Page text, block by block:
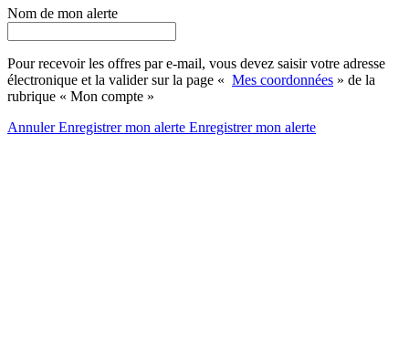
Nom de mon alerte
Pour recevoir les offres par e-mail, vous devez saisir votre adresse
électronique et la valider sur la page « Mes coordonnées » de la
rubrique « Mon compte »
AnnulerEnregistrer mon alerte Enregistrermon alerte